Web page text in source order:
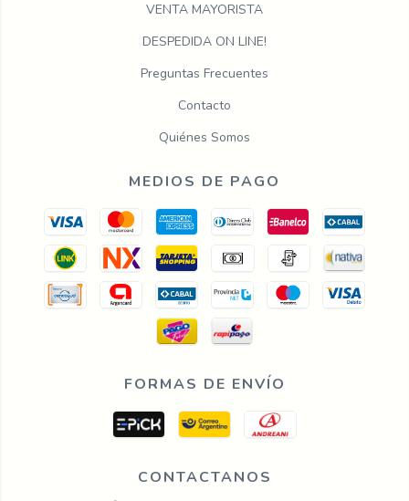
VENTA MAYORISTA
DESPEDIDA ON LINE!
Preguntas Frecuentes
Contacto
Quiénes Somos
MEDIOS DE PAGO
FORMAS DE ENVÍO
CONTACTANOS